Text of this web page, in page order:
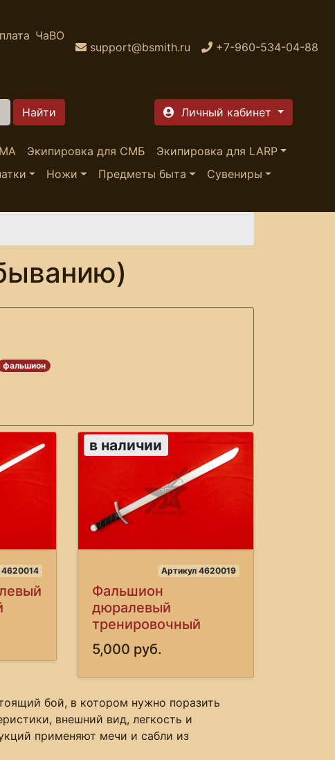
ЧаВО
support@bsmith.ru +7-960-534-04-88
Личный кабинет
Экипировка для СМБ
Экипировка для LARP
Ножи Предметы быта
Сувениры
фальшион
4620014
в наличии
Артикул 4620019
Фальшион
дюралевый
тренировочный
5,000 руб.
бой, в котором нужно поразить
внешний вид, легкость и
применяют мечи и сабли из